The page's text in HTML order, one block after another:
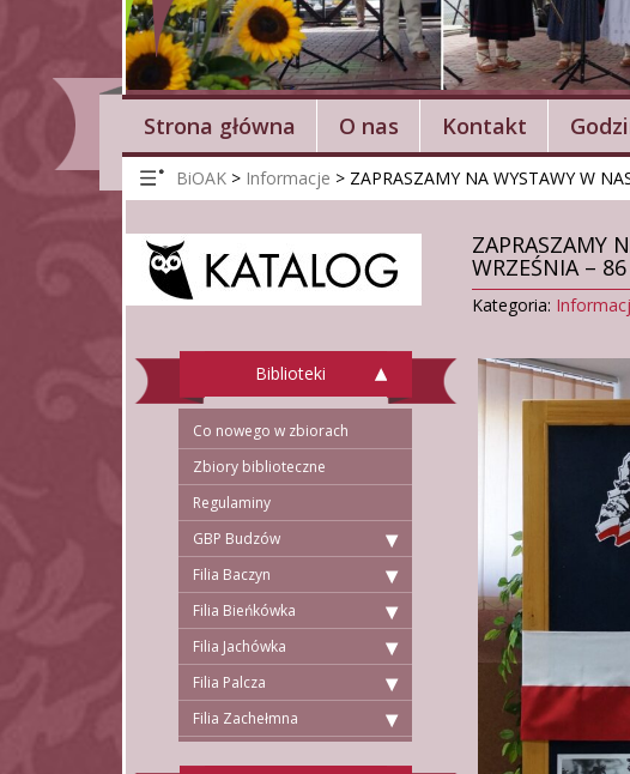
Strona główna O nas Kontakt
BiOAK > Informacje > ZAPRASZAMY NA WYSTAWY W
Biblioteki
Co nowego w zbiorach
Zbiory biblioteczne
Regulaminy
GBP Budzów
Filia Baczyn
Filia Bieńkówka
Filia Jachówka
Filia Palcza
Filia Zachełmna
ZAPRASZAMY
WRZEŚNIA –
Kategoria: